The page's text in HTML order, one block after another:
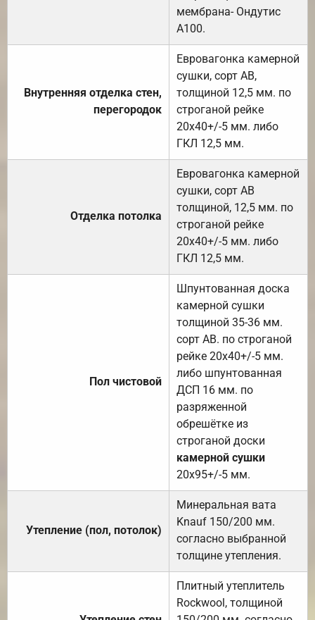
мембрана- Ондутис
А100.
Внутренняя отделка стен,
перегородок
Евровагонка камерной
сушки, сорт АВ,
толщиной 12,5 мм. по
строганой рейке
20х40+/-5 мм. либо
ГКЛ 12,5 мм.
Отделка потолка
Евровагонка камерной
сушки, сорт АВ
толщиной, 12,5 мм. по
строганой рейке
20х40+/-5 мм. либо
ГКЛ 12,5 мм.
Пол чистовой
Шпунтованная доска
камерной сушки
толщиной 35-36 мм.
сорт АВ. по строганой
рейке 20х40+/-5 мм.
либо шпунтованная
ДСП 16 мм. по
разряженной
обрешётке из
строганой доски
камерной сушки
20х95+/-5 мм.
Утепление (пол, потолок)
Минеральная вата
Knauf 150/200 мм.
согласно выбранной
толщине утепления.
Плитный утеплитель
Rockwool, толщиной